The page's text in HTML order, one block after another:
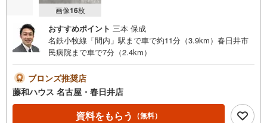
画像16枚
おすすめポイント 三本 保成
名鉄小牧線「間内」駅まで車で約11分（3.9km）春日井市
民病院まで車で7分（2.4km）
ブロンズ推奨店
藤和ハウス 名古屋・春日井店
資料をもらう （無料）